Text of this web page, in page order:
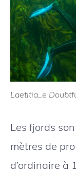
Laetitia_e
Les fjords
mètres de
d’ordinaire à